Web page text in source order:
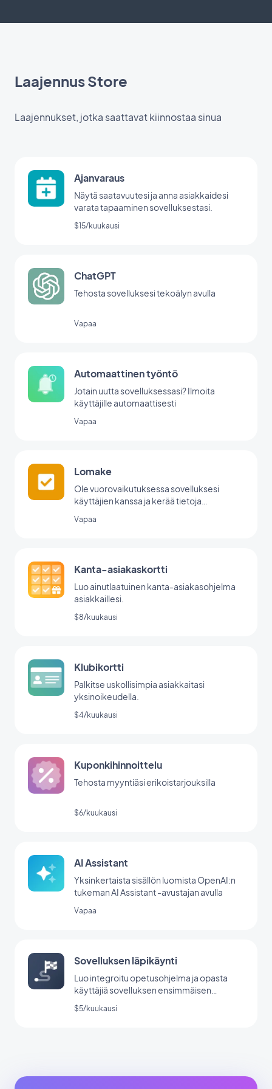
Laajennus Store
Laajennukset, jotka saattavat kiinnostaa sinua
Ajanvaraus
Näytä saatavuutesi ja anna asiakkaidesi
varata tapaaminen sovelluksestasi.
$15/kuukausi
ChatGPT
Tehosta sovelluksesi tekoälyn avulla
Vapaa
Automaattinen työntö
Jotain uutta sovelluksessasi? Ilmoita
käyttäjille automaattisesti
Vapaa
Lomake
Ole vuorovaikutuksessa sovelluksesi
käyttäjien kanssa ja kerää tietoja
Vapaa
Kanta-asiakaskortti
Luo ainutlaatuinen kanta-asiakasohjelma
asiakkaillesi.
$8/kuukausi
Klubikortti
Palkitse uskollisimpia asiakkaitasi
yksinoikeudella.
$4/kuukausi
Kuponkihinnoittelu
Tehosta myyntiäsi erikoistarjouksilla
$6/kuukausi
AI Assistant
Yksinkertaista sisällön luomista OpenAI:n
tukeman AI Assistant -avustajan avulla
Vapaa
Sovelluksen läpikäynti
Luo integroitu opetusohjelma ja opasta
käyttäjiä sovelluksen ensimmäisen
käynnistyksen aikana.
$5/kuukausi